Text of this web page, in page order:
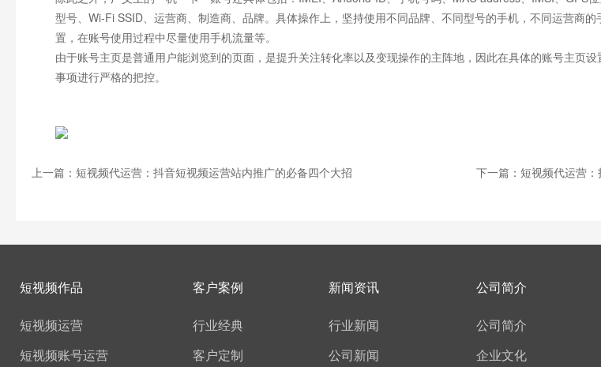
型号、Wi-Fi SSID、运营商、制造商、品牌。具体操作上，坚持使用不同品牌、不同型号的手机，不同运营商的
置，在账号使用过程中尽量使用手机流量等。
由于账号主页是普通用户能浏览到的页面，是提升关注转化率以及变现操作的主阵地，因此在具体的账号主页
事项进行严格的把控。
上一篇：短视频代运营：抖音短视频运营站内推广的必备四个大招 下一篇：短视频代运营
短视频作品
短视频运营
短视频账号运营
客户案例
行业经典
客户定制
新闻资讯
行业新闻
公司新闻
公司简介
公司简介
企业文化